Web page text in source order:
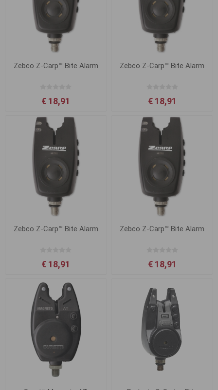
Zebco Z-Carp™ Bite Alarm
€ 18,91
Zebco Z-Carp™ Bite Alarm
€ 18,91
Zebco Z-Carp™ Bite Alarm
€ 18,91
Zebco Z-Carp™ Bite Alarm
€ 18,91